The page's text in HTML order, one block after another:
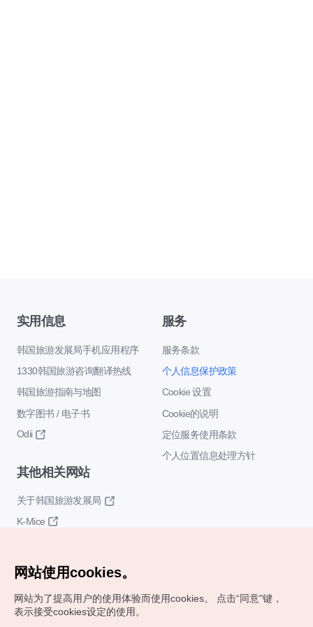
实用信息
韩国旅游发展局手机应用程序
1330韩国旅游咨询翻译热线
韩国旅游指南与地图
数字图书 / 电子书
Odii
服务
服务条款
个人信息保护政策
Cookie 设置
Cookie的说明
定位服务使用条款
个人位置信息处理方针
其他相关网站
关于韩国旅游发展局
K-Mice
网站使用cookies。
网站为了提高用户的使用体验而使用cookies。
点击“同意"键，
表示接受cookies设定的使用。